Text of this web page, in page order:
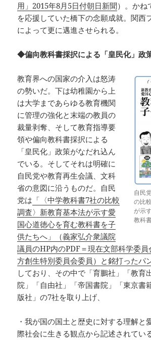
用」2015年8月5日付朝日新聞）。かね
を応援していた橋下の念願成就。関西
によって更に邁進させられる。
◆偏向教科書採択による「皇民化」政
自民
の比
が示
教科
教育界への国家の介入は怒涛
の勢いだ。下は幼稚園から上
は大学まであらゆる教育機関
に管理の強化と末端の教員の
裁量剥奪、そして教育指導要
領や偏向教科書採択による
「皇民化」政策がなだれ込ん
でいる。そしてそれは明確に
自民党や教育再生会議、文科
省の意図に沿うものだ。自民
党は 「〈中学教科書7社の比較
調査〉新教育基本法が示す愛
国心道徳心を育む教科書を子
供たちへ」（義家弘介衆議院
議員のHP内のPDF＝現在文部科学委
方創生特別委員会委員）と銘打ったパ
しており、その中で「育鵬社」「教育
院」「自由社」「帝国書院」「東京書
版社」の7社を取り上げ、
・我が国の国土と歴史に対する理解と
際社会に生きる観点から記述されてい